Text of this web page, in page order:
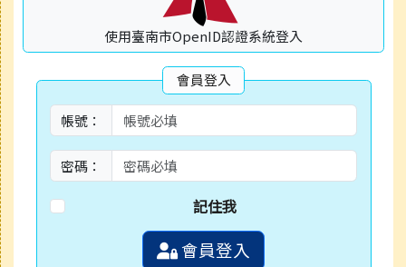
使用臺南市OpenID認證系統登入
會員登入
帳號：
密碼：
記住我
會員登入